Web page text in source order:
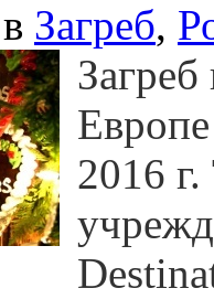
Загреб,
2016